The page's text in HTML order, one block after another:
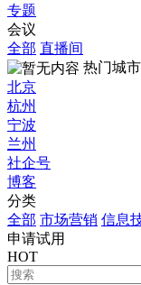
专题
会议
全部 直播间
热门城市
北京
杭州
宁波
兰州
社企号
博客
分类
全部 市场营销 信息
申请试用
HOT